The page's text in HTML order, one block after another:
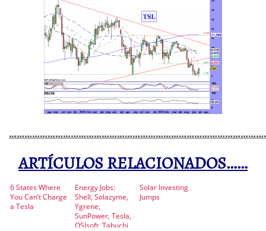
ARTÍCULOS RELACIONADOS……
6 States Where
You Can’t Charge
a Tesla
Energy Jobs:
Shell, Solazyme,
Ygrene,
SunPower, Tesla,
OSIsoft, Tabuchi
Solar Investing
Jumps